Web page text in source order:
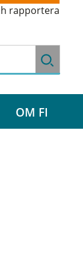
rapportera
OM FI